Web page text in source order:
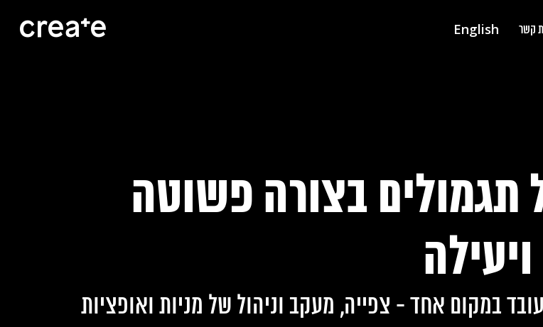
קשר English
תגמולים בצורה פשוטה
ויעילה
במקום אחד - צפייה, מעקב וניהול של מניות ואופציות